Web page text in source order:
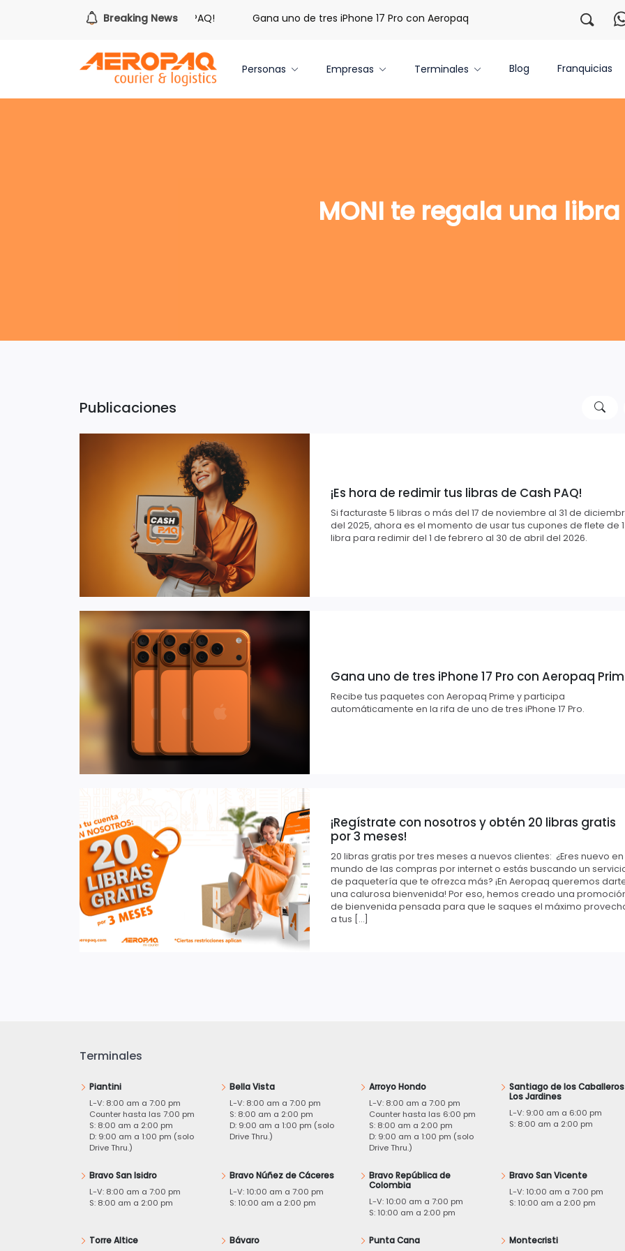
Breaking News
hora de redimir tus libras de Cash PAQ! Gana uno de tres iPhone 17 Pro con Aeropaq Prime ¡Regístrate con
Personas Empresas Terminales Blog Franquicias
MONI te regala una libra
Publicaciones
¡Es hora de redimir tus libras de Cash PAQ!
Si facturaste 5 libras o más del 17 de noviembre al 31 de
del 2025, ahora es el momento de usar tus cupones de flete de 1
libra para redimir del 1 de febrero al 30 de abril del 2026.
Gana uno de tres iPhone 17 Pro con Aeropaq
Recibe tus paquetes con Aeropaq Prime y participa
automáticamente en la rifa de uno de tres iPhone 17 Pro.
¡Regístrate con nosotros y obtén 20 libras gratis
por 3 meses!
20 libras gratis por tres meses a nuevos clientes: ¿Eres nuevo
mundo de las compras por internet o estás buscando un
de paquetería que te ofrezca más? ¡En Aeropaq queremos
una calurosa bienvenida! Por eso, hemos creado una
de bienvenida pensada para que le saques el máximo
a tus […]
Terminales
Piantini
L-V: 8:00 am a 7:00 pm
Counter hasta las 7:00 pm
S: 8:00 am a 2:00 pm
D: 9:00 am a 1:00 pm (solo
Drive Thru.)
Bella Vista
L-V: 8:00 am a 7:00 pm
S: 8:00 am a 2:00 pm
D: 9:00 am a 1:00 pm (solo
Drive Thru.)
Arroyo Hondo
L-V: 8:00 am a 7:00 pm
Counter hasta las 6:00 pm
S: 8:00 am a 2:00 pm
D: 9:00 am a 1:00 pm (solo
Drive Thru.)
Santiago de los
Los Jardines
L-V: 9:00 am a 6:00 pm
S: 8:00 am a 2:00 pm
Bravo San Isidro
L-V: 8:00 am a 7:00 pm
S: 8:00 am a 2:00 pm
Bravo Núñez de Cáceres
L-V: 10:00 am a 7:00 pm
S: 10:00 am a 2:00 pm
Bravo República de
Colombia
L-V: 10:00 am a 7:00 pm
S: 10:00 am a 2:00 pm
Bravo San Vicente
L-V: 10:00 am a 7:00 pm
S: 10:00 am a 2:00 pm
Torre Altice
Bávaro
Punta Cana
Montecristi